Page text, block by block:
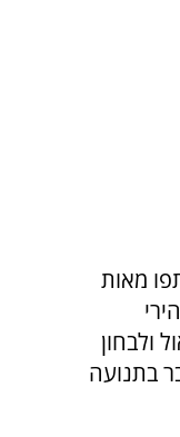
מאות
לשמוע, לשאול ולבחון
בתנועה